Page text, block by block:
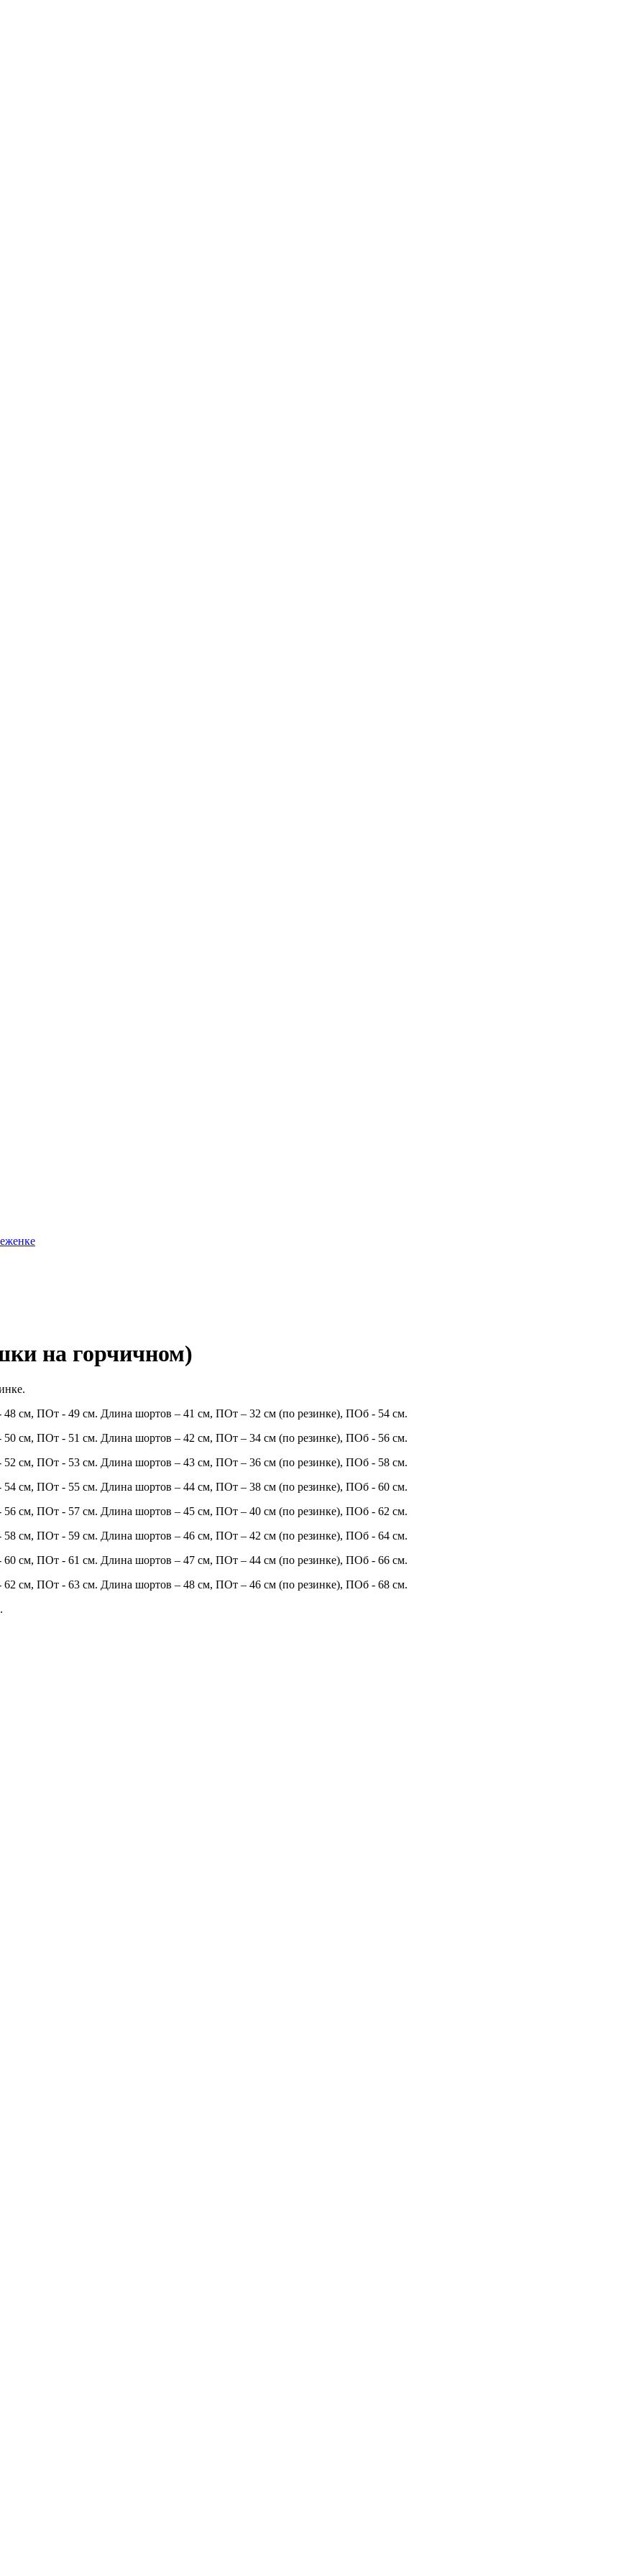
на горчичном)
48 см, ПОт - 49 см. Длина шортов – 41 см, ПОт – 32 см (по резинке), ПОб - 54 см.
50 см, ПОт - 51 см. Длина шортов – 42 см, ПОт – 34 см (по резинке), ПОб - 56 см.
52 см, ПОт - 53 см. Длина шортов – 43 см, ПОт – 36 см (по резинке), ПОб - 58 см.
54 см, ПОт - 55 см. Длина шортов – 44 см, ПОт – 38 см (по резинке), ПОб - 60 см.
56 см, ПОт - 57 см. Длина шортов – 45 см, ПОт – 40 см (по резинке), ПОб - 62 см.
58 см, ПОт - 59 см. Длина шортов – 46 см, ПОт – 42 см (по резинке), ПОб - 64 см.
60 см, ПОт - 61 см. Длина шортов – 47 см, ПОт – 44 см (по резинке), ПОб - 66 см.
62 см, ПОт - 63 см. Длина шортов – 48 см, ПОт – 46 см (по резинке), ПОб - 68 см.